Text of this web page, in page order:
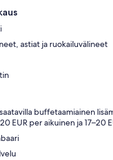
astiat ja ruokailuvälineet
buffetaamiainen
EUR per aikuinen ja 17–20